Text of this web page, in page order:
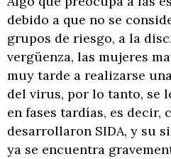
debido a que no se
grupos de riesgo, a la
vergüenza, las mujeres
muy tarde a realizarse
del virus, por lo tanto, se
en fases tardías, es decir,
desarrollaron SIDA, y su
ya se encuentra